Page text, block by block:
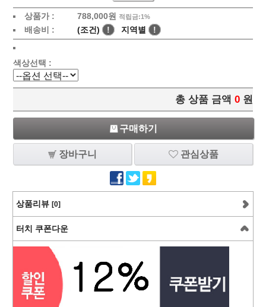
상품가 : 788,000원 적립금:1%
배송비 : (조건) ! 지역별 !
색상선택 :
총 상품 금액 0 원
구매하기
장바구니 관심상품
상품리뷰 [0]
터치 쿠폰다운